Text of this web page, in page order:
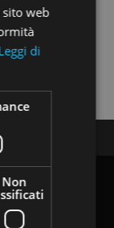
su:web
di
Non